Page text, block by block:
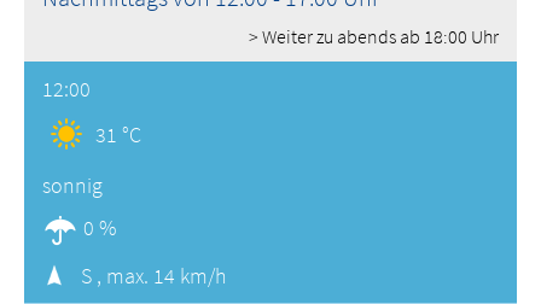
> Weiter zu abends ab 18:00 Uhr
12:00
31 °C
sonnig
0 %
S , max. 14 km/h